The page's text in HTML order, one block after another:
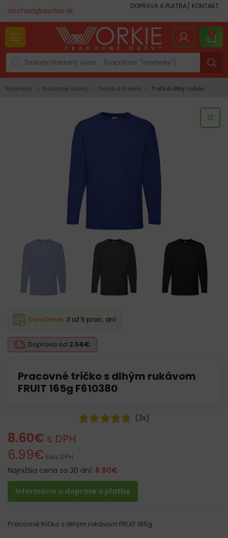
obchod@workie.sk DOPRAVA A PLATBA KONTAKT
0
Workie.sk Pracovné odevy Tričká a Košele Tričká dlhý rukáv
Pracovné tričko s dlhým rukávom
FRUIT 165g F610380
Doprava od 2.56€
Doručenie: 3 až 5 prac. dní
(3x)
8.60€ s DPH
6.99€ bez DPH
Najnižšia cena za 30 dní: 8.60€
Informácie o doprave a platbe
Pracovné tričko s dlhým rukávom FRUIT 165g